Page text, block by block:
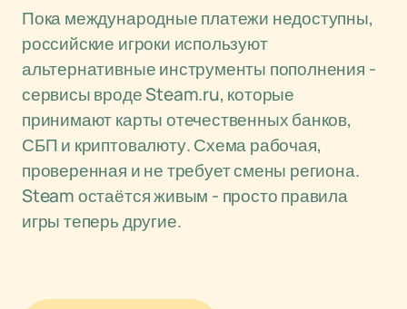
Пока международные платежи недоступны,
российские игроки используют
альтернативные инструменты пополнения -
сервисы вроде Steam.ru, которые
принимают карты отечественных банков,
СБП и криптовалюту. Схема рабочая,
проверенная и не требует смены региона.
Steam остаётся живым - просто правила
игры теперь другие.